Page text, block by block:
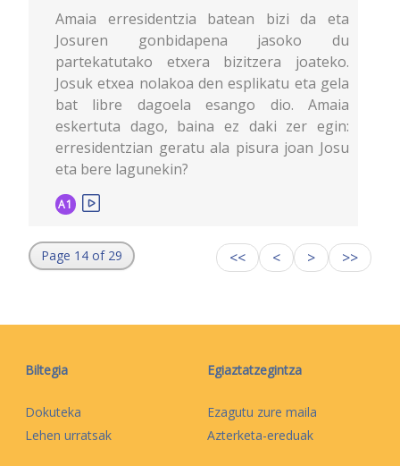
Amaia erresidentzia batean bizi da eta
Josuren gonbidapena jasoko du
partekatutako etxera bizitzera joateko.
Josuk etxea nolakoa den esplikatu eta gela
bat libre dagoela esango dio. Amaia
eskertuta dago, baina ez daki zer egin:
erresidentzian geratu ala pisura joan Josu
eta bere lagunekin?
A1
Page 14 of 29 << < > >>
Biltegia
Dokuteka
Lehen urratsak
Egiaztatzegintza
Ezagutu zure maila
Azterketa-ereduak